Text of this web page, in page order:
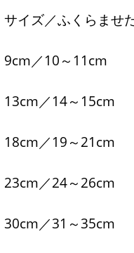
サイズ／ふくらませ
9cm／10～11cm
13cm／14～15cm
18cm／19～21cm
23cm／24～26cm
30cm／31～35cm